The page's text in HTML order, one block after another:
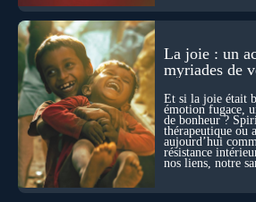
La joie : un
myriades de
Et si la joie était
émotion fugace,
de bonheur ?
thérapeutique ou
aujourd’hui
résistance
nos liens, notre